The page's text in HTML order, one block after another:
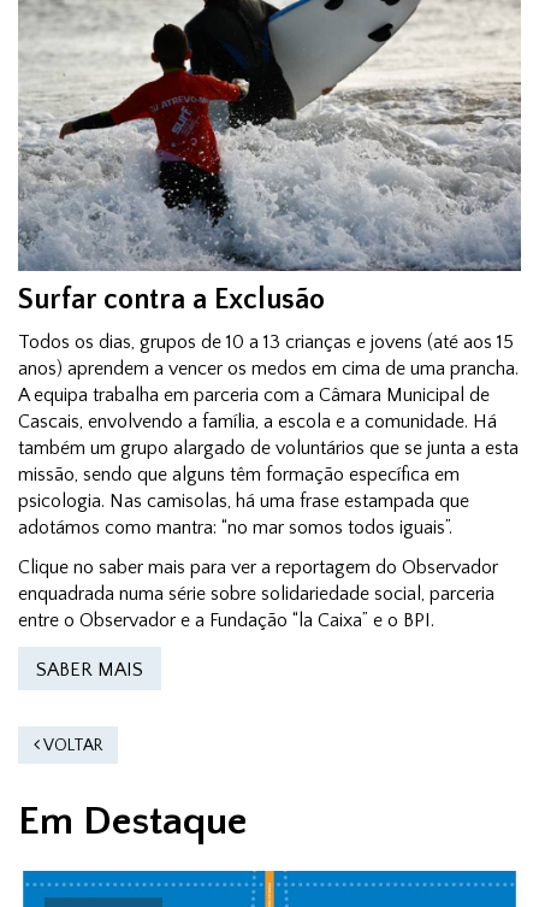
Surfar contra a Exclusão
Todos os dias, grupos de 10 a 13 crianças e jovens (até aos 15
anos) aprendem a vencer os medos em cima de uma prancha.
A equipa trabalha em parceria com a Câmara Municipal de
Cascais, envolvendo a família, a escola e a comunidade. Há
também um grupo alargado de voluntários que se junta a esta
missão, sendo que alguns têm formação específica em
psicologia. Nas camisolas, há uma frase estampada que
adotámos como mantra: “no mar somos todos iguais”.
Clique no saber mais para ver a reportagem do Observador
enquadrada numa série sobre solidariedade social, parceria
entre o Observador e a Fundação “la Caixa” e o BPI.
SABER MAIS
VOLTAR
Em Destaque